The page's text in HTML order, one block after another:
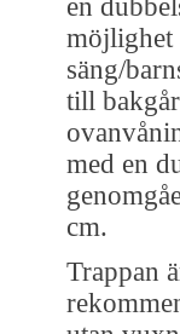
en
möjlighet
säng/
till
med en
cm.
Trappan